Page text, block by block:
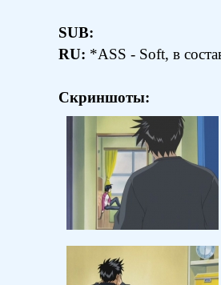
SUB:
RU: *ASS - Soft, в
Скриншоты: